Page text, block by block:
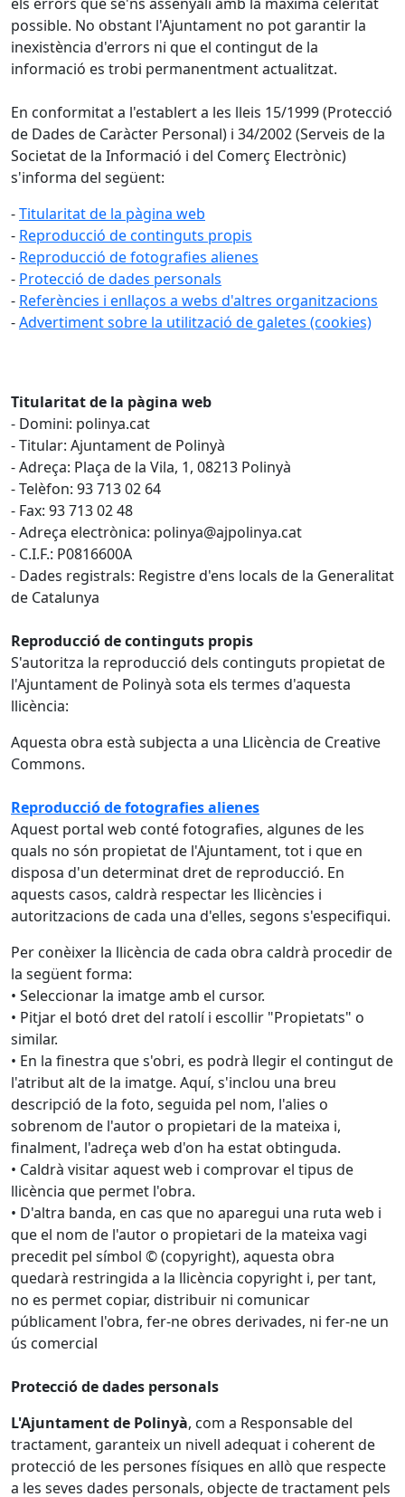
possible. No obstant l'Ajuntament no pot garantir la
inexistència d'errors ni que el contingut de la
informació es trobi permanentment actualitzat.
En conformitat a l'establert a les lleis 15/1999 (Protecció
de Dades de Caràcter Personal) i 34/2002 (Serveis de la
Societat de la Informació i del Comerç Electrònic)
s'informa del següent:
-Titularitat de la pàgina web
- Reproducció de continguts propis
- Reproducció de fotografies alienes
- Protecció de dades personals
- Referències i enllaços a webs d'altres organitzacions
-Advertiment sobre la utilització de galetes (cookies)
Titularitat de la pàgina web
- Domini: polinya.cat
- Titular: Ajuntament de Polinyà
- Adreça: Plaça de la Vila, 1, 08213 Polinyà
- Telèfon: 93 713 02 64
- Fax: 93 713 02 48
- Adreça electrònica: polinya@ajpolinya.cat
- C.I.F.: P0816600A
- Dades registrals: Registre d'ens locals de la Generalitat
de Catalunya
Reproducció de continguts propis
S'autoritza la reproducció dels continguts propietat de
l'Ajuntament de Polinyà sota els termes d'aquesta
llicència:
Aquesta obra està subjecta a una Llicència de Creative
Commons.
Reproducció de fotografies alienes
Aquest portal web conté fotografies, algunes de les
quals no són propietat de l'Ajuntament, tot i que en
disposa d'un determinat dret de reproducció. En
aquests casos, caldrà respectar les llicències i
autoritzacions de cada una d'elles, segons s'especifiqui.
Per conèixer la llicència de cada obra caldrà procedir de
la següent forma:
• Seleccionar la imatge amb el cursor.
• Pitjar el botó dret del ratolí i escollir "Propietats" o
similar.
• En la finestra que s'obri, es podrà llegir el contingut de
l'atribut alt de la imatge. Aquí, s'inclou una breu
descripció de la foto, seguida pel nom, l'alies o
sobrenom de l'autor o propietari de la mateixa i,
finalment, l'adreça web d'on ha estat obtinguda.
• Caldrà visitar aquest web i comprovar el tipus de
llicència que permet l'obra.
• D'altra banda, en cas que no aparegui una ruta web i
que el nom de l'autor o propietari de la mateixa vagi
precedit pel símbol © (copyright), aquesta obra
quedarà restringida a la llicència copyright i, per tant,
no es permet copiar, distribuir ni comunicar
públicament l'obra, fer-ne obres derivades, ni fer-ne un
ús comercial
Protecció de dades personals
L'Ajuntament de Polinyà, com a Responsable del
tractament, garanteix un nivell adequat i coherent de
protecció de les persones físiques en allò que respecte
a les seves dades personals, objecte de tractament pels